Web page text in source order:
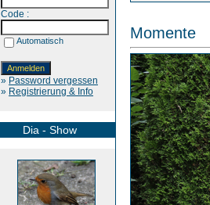
Code :
Automatisch
» Password vergessen
» Registrierung & Info
Dia - Show
Momente